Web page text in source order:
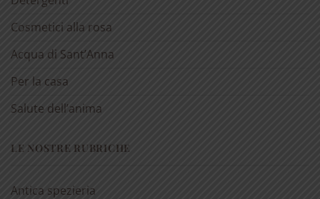
Cosmetici alla rosa
Acqua di Sant’Anna
Per la casa
Salute dell’anima
LE NOSTRE RUBRICHE
Antica spezieria